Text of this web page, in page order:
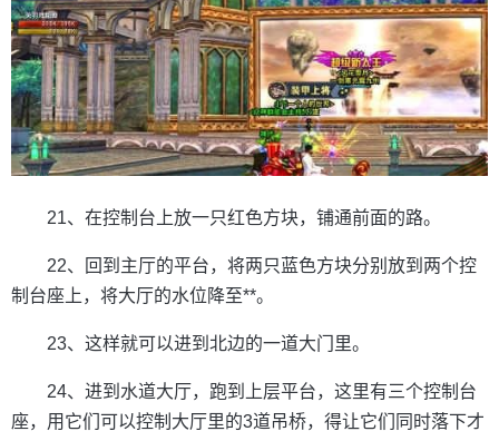
21、在控制台上放一只红色方块，铺通前面的路。
22、回到主厅的平台，将两只蓝色方块分别放到两个控
制台座上，将大厅的水位降至**。
23、这样就可以进到北边的一道大门里。
24、进到水道大厅，跑到上层平台，这里有三个控制台
座，用它们可以控制大厅里的3道吊桥，得让它们同时落下才